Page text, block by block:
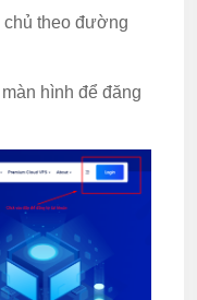
chủ theo đường
hình để đăng